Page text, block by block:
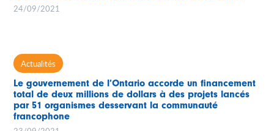
24/09/2021
Actualités
Le gouvernement de l’Ontario accorde un financement
total de deux millions de dollars à des projets lancés
par 51 organismes desservant la communauté
francophone